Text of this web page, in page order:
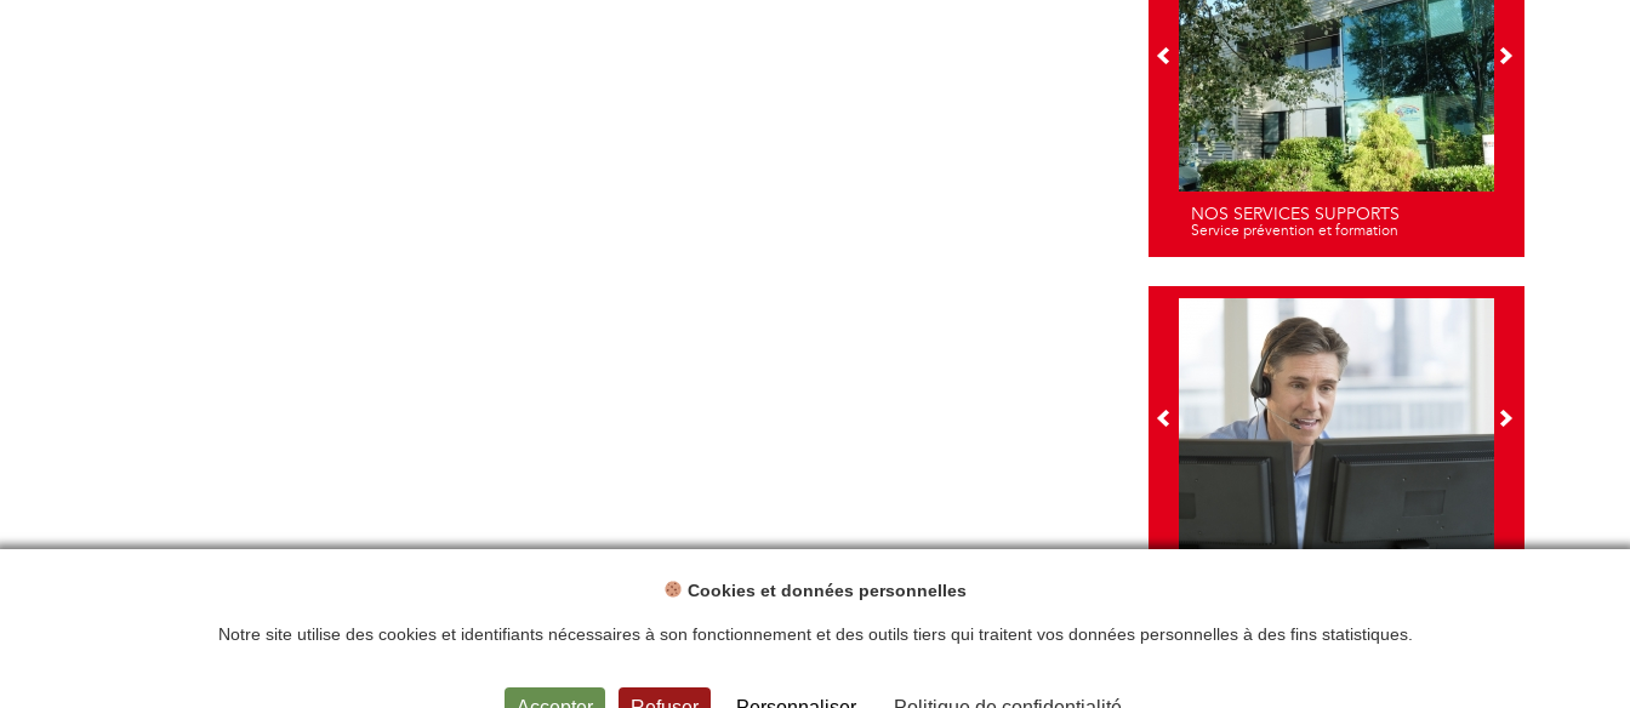
NOS SERVICES SUPPORTS
Service prévention et formation
Mentions légales Politique de confidentialité Plan du site Contact
Cookies et données personnelles
Notre site utilise des cookies et identifiants nécessaires à son fonctionnement et des outils tiers qui traitent vos données personnelles à des fins statistiques.